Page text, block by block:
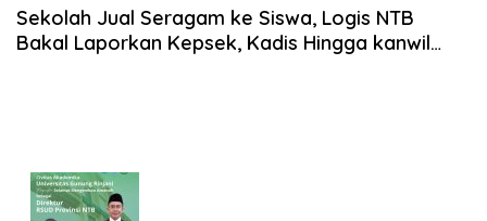
Sekolah Jual Seragam ke Siswa, Logis NTB
Bakal Laporkan Kepsek, Kadis Hingga kanwil